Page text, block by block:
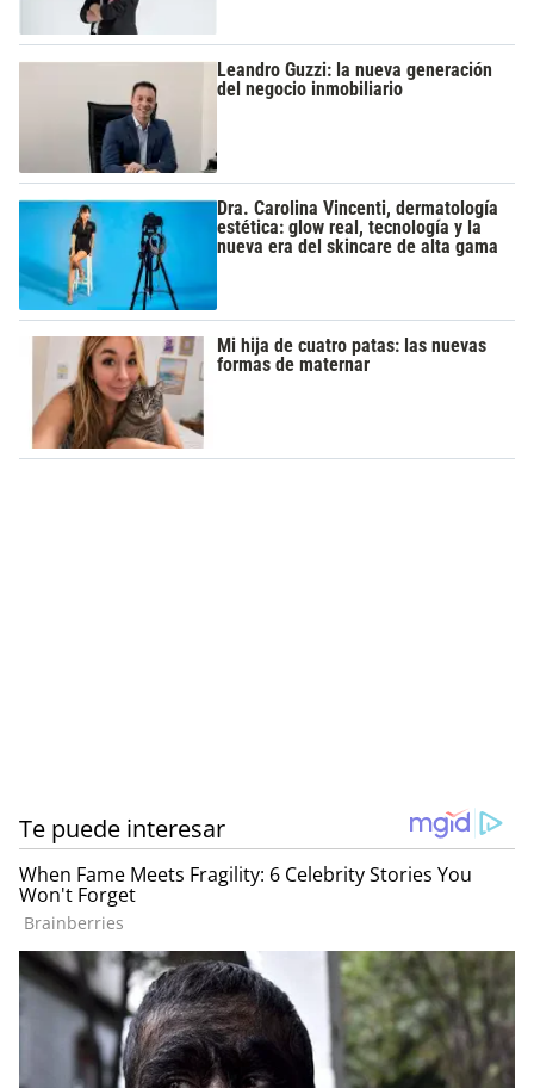
Leandro Guzzi: la nueva generación
del negocio inmobiliario
Dra. Carolina Vincenti, dermatología
estética: glow real, tecnología y la
nueva era del skincare de alta gama
Mi hija de cuatro patas: las nuevas
formas de maternar